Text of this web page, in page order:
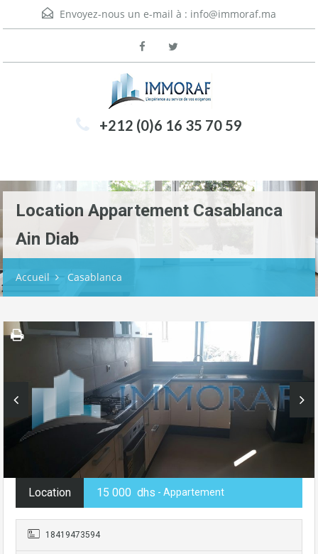
Envoyez-nous un e-mail à : info@immoraf.ma
+212 (0)6 16 35 70 59
Location Appartement Casablanca
Ain Diab
Accueil Casablanca
Location 15 000 dhs - Appartement
18419473594